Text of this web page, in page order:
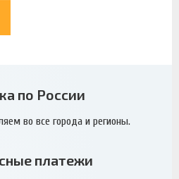
по России
во все города и регионы.
платежи